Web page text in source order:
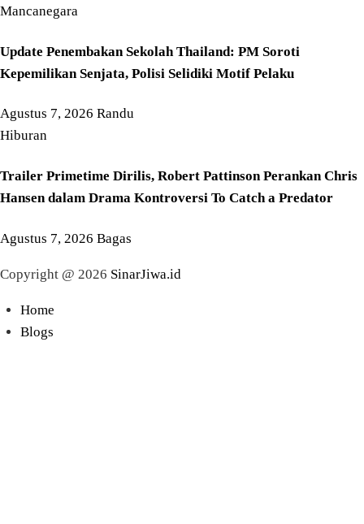
Mancanegara
Update Penembakan Sekolah Thailand: PM Soroti
Kepemilikan Senjata, Polisi Selidiki Motif Pelaku
Agustus 7, 2026 Randu
Hiburan
Trailer Primetime Dirilis, Robert Pattinson Perankan Chris
Hansen dalam Drama Kontroversi To Catch a Predator
Agustus 7, 2026 Bagas
Copyright @ 2026 SinarJiwa.id
Home
Blogs